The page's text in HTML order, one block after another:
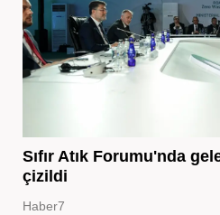
Sıfır Atık Forumu'nda
çizildi
Haber7